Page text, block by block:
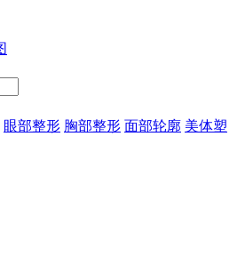
眼部整形 胸部整形 面部轮廓 美体塑